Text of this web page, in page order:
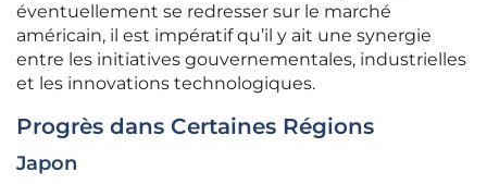
éventuellement se redresser sur le marché
américain, il est impératif qu’il y ait une synergie
entre les initiatives gouvernementales, industrielles
et les innovations technologiques.
Progrès dans Certaines Régions
Japon